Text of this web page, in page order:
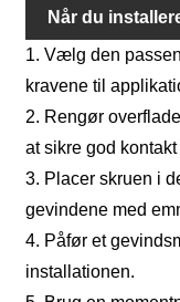
Når du
skruen, skal du
1. Vælg den
kravene til
2. Rengør
at sikre god
3. Placer skruen i
gevindene med
4. Påfør et
installationen.